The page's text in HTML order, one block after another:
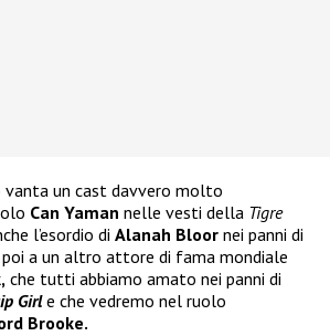
un cast davvero molto
Can Yaman nelle vesti della Tigre
l’esordio di Alanah Bloor nei panni di
poi a un altro attore di fama mondiale
che tutti abbiamo amato nei panni di
Girle che vedremo nel ruolo
Brooke.